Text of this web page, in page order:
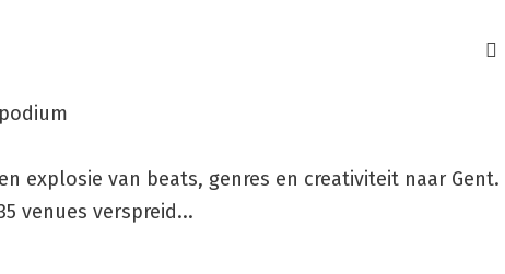
explosie van beats, genres en creativiteit naar Gent.
venues verspreid...